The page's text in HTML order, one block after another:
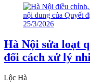
Hà Nội sửa loạt
đổi cách xử lý
Lộc Hà